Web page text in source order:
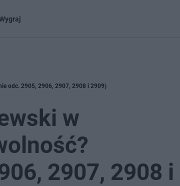
odc. 2905, 2906, 2907, 2908 i 2909)
w
2907, 2908 i